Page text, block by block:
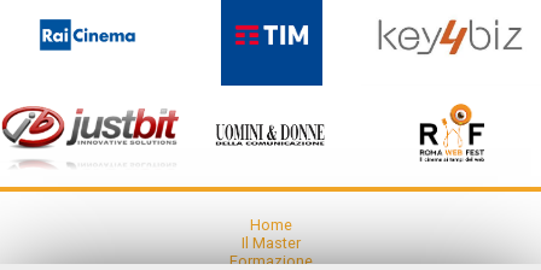
Home
Il Master
Formazione